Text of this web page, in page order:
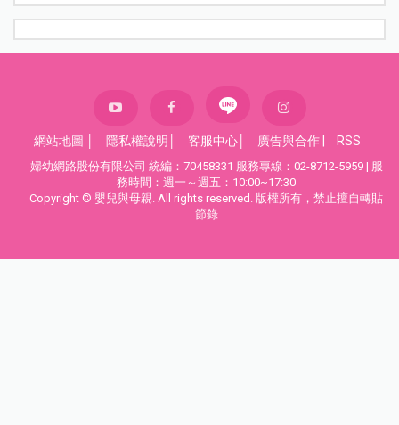
網站地圖 隱私權說明 客服中心 廣告與合作 RSS
婦幼網路股份有限公司 統編：70458331 服務專線：02-8712-5959 | 服
務時間：週一～週五：10:00~17:30
Copyright © 嬰兒與母親. All rights reserved. 版權所有，禁止擅自轉貼
節錄